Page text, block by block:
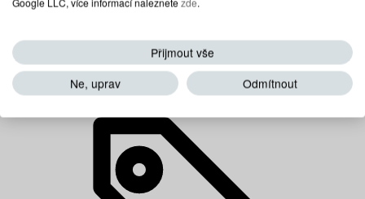
Dětské matrace
Přijmout vše
Ne, uprav
Odmítnout